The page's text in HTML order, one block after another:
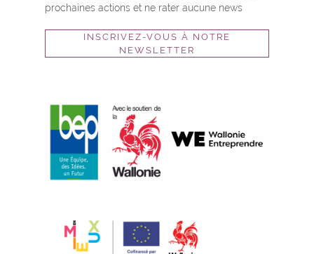
prochaines actions et ne rater aucune news
INSCRIVEZ-VOUS À NOTRE
NEWSLETTER